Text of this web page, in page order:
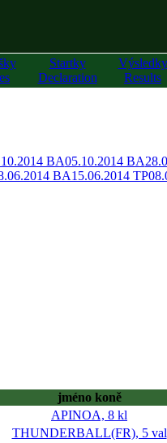
Startky
Declaration
Výsledky
Results
BA05.10.2014 BA
BA15.06.2014 TP
jméno koně
APINOA, 8 kl
THUNDERBALL(FR), 5 val